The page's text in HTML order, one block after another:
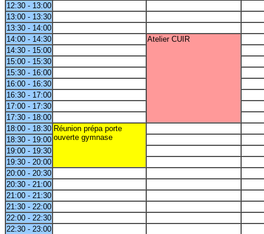
12:30 - 13:00
13:00 - 13:30
13:30 - 14:00
14:00 - 14:30
Atelier CUIR
14:30 - 15:00
15:00 - 15:30
15:30 - 16:00
16:00 - 16:30
16:30 - 17:00
17:00 - 17:30
17:30 - 18:00
18:00 - 18:30 Réunion prépa porte
ouverte gymnase
18:30 - 19:00
19:00 - 19:30
19:30 - 20:00
20:00 - 20:30
20:30 - 21:00
21:00 - 21:30
21:30 - 22:00
22:00 - 22:30
22:30 - 23:00